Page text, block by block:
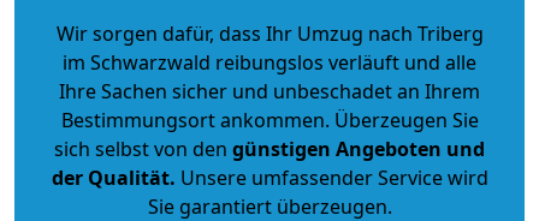
Wir sorgen dafür, dass Ihr Umzug nach Triberg
im Schwarzwald reibungslos verläuft und alle
Ihre Sachen sicher und unbeschadet an Ihrem
Bestimmungsort ankommen. Überzeugen Sie
sich selbst von den günstigen Angeboten und
der Qualität. Unsere umfassender Service wird
Sie garantiert überzeugen.